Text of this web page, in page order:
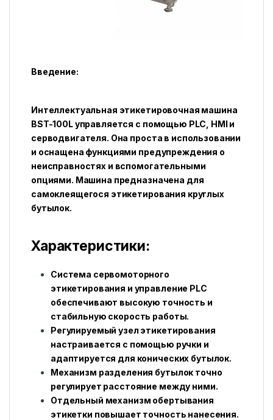
Введение:
Интеллектуальная этикетировочная машина
BST-100L управляется с помощью PLC, HMI и
серводвигателя. Она проста в использовании
и оснащена функциями предупреждения о
неисправностях и вспомогательными
опциями. Машина предназначена для
самоклеящегося этикетирования круглых
бутылок.
Характеристики:
Система сервомоторного
этикетирования и управление PLC
обеспечивают высокую точность и
стабильную скорость работы.
Регулируемый узел этикетирования
настраивается с помощью ручки и
адаптируется для конических бутылок.
Механизм разделения бутылок точно
регулирует расстояние между ними.
Отдельный механизм обертывания
этикетки повышает точность нанесения.